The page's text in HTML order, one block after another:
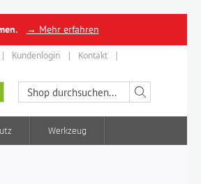
→ Mehr erfahren
Kundenlogin Kontakt
Werkzeug